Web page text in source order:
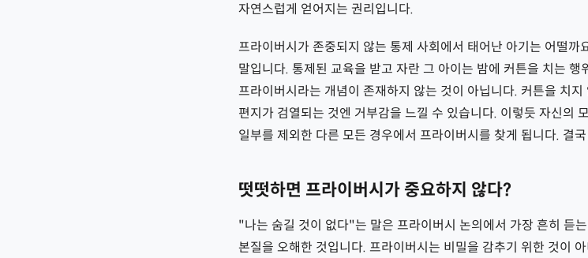
자연스럽게 얻어지는 권리입니다.
프라이버시가 존중되지 않는 통제 사회에서 태어난 아기는 어떨까
말입니다. 통제된 교육을 받고 자란 그 아이는 밤에 커튼을 치는
프라이버시라는 개념이 존재하지 않는 것이 아닙니다. 커튼을 치
편지가 검열되는 것엔 거부감을 느낄 수 있습니다. 이렇듯 자신의
일부를 제외한 다른 모든 경우에서 프라이버시를 찾게 됩니다. 결
떳떳하면 프라이버시가 중요하지 않다?
"나는 숨길 것이 없다"는 말은 프라이버시 논의에서 가장 흔히 듣
본질을 오해한 것입니다. 프라이버시는 비밀을 감추기 위한 것이